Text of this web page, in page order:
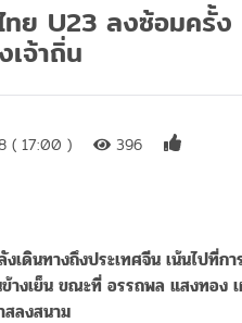
ทย U23 ลงซ้อมครั้ง
จ้าถิ่น
( 17:00 ) 396
ดินทางถึงประเทศจีน เน้นไปที่กา
างเย็น ขณะที่ อรรถพล แสงทอง
ลงสนาม